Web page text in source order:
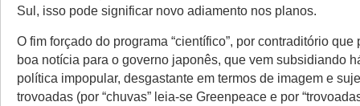
Sul, isso pode significar novo adiamento nos planos.
O fim forçado do programa “científico”, por contraditório que
boa notícia para o governo japonês, que vem subsidiando
política impopular, desgastante em termos de imagem e
trovoadas (por “chuvas” leia-se Greenpeace e por